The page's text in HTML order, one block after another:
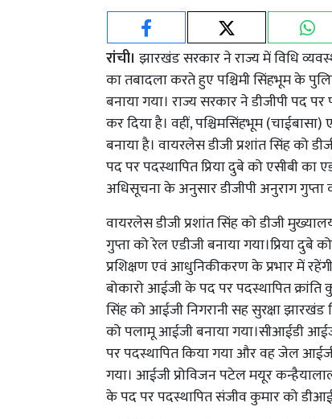
रांची। झारखंड सरकार ने राज्य में विधि
का तबादला करते हुए पश्चिमी सिंहभूम के
बनाया गया। राज्य सरकार ने डीजीपी पद
कर दिया है। वहीं, पश्चिमसिंहभूम
बनाया है। वायरलेस डीजी प्रशांत सिंह को
पद पर पदस्थापित प्रिया दुबे को एसीबी का
अधिसूचना के अनुसार डीजीपी अनुराग गुप्ता
वायरलेस डीजी प्रशांत सिंह को डीजी
गुप्ता को रेल एडीजी बनाया गया।प्रिया दुबे
प्रशिक्षण एवं आधुनिकीकरण के प्रभार में
बोकारो आईजी के पद पर पदस्थापित क्रांति
सिंह को आईजी निगरानी सह सुरक्षा झारखंड
को पलामू आईजी बनाया गया।सीआईडी
पर पदस्थापित किया गया और वह जेल
गया। आईजी प्रोविजन पटेल मयूर
के पद पर पदस्थापित संजीव कुमार को